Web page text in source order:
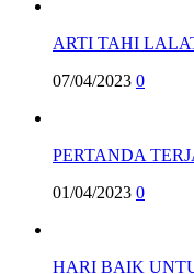
ARTI TAHI
07/04/2023 0
PERTANDA
01/04/2023 0
HARI BAIK